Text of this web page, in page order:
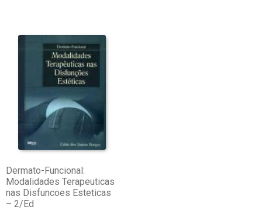
Dermato-Funcional:
Modalidades Terapeuticas
nas Disfuncoes Esteticas
– 2/Ed